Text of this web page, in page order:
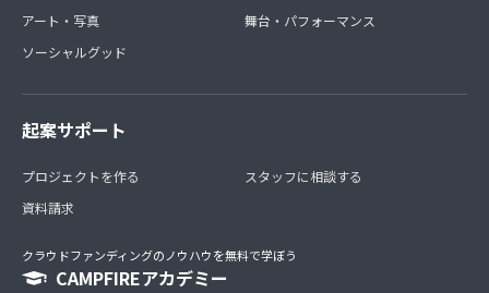
アート・写真
ソーシャルグッド
舞台・パフォーマンス
起案サポート
プロジェクトを作る
資料請求
スタッフに相談する
クラウドファンディングのノウハウを無料で学ぼう
CAMPFIREアカデミー